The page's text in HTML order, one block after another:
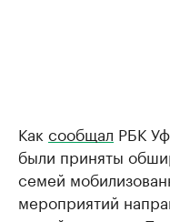
Как сообщал РБК
были приняты
семей
мероприятий